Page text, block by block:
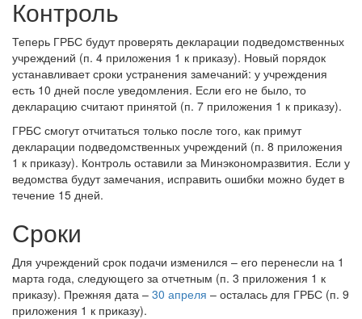
Контроль
Теперь ГРБС будут проверять декларации подведомственных
учреждений (п. 4 приложения 1 к приказу). Новый порядок
устанавливает сроки устранения замечаний: у учреждения
есть 10 дней после уведомления. Если его не было, то
декларацию считают принятой (п. 7 приложения 1 к приказу).
ГРБС смогут отчитаться только после того, как примут
декларации подведомственных учреждений (п. 8 приложения
1 к приказу). Контроль оставили за Минэкономразвития. Если у
ведомства будут замечания, исправить ошибки можно будет в
течение 15 дней.
Сроки
Для учреждений срок подачи изменился – его перенесли на 1
марта года, следующего за отчетным (п. 3 приложения 1 к
приказу). Прежняя дата – 30 апреля – осталась для ГРБС (п. 9
приложения 1 к приказу).